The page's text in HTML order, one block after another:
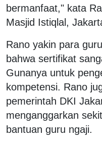
bermanfaat," kata
Masjid Istiqlal,
Rano yakin para
bahwa sertifikat
Gunanya untuk
kompetensi. Rano
pemerintah DKI
menganggarkan
bantuan guru ngaji.